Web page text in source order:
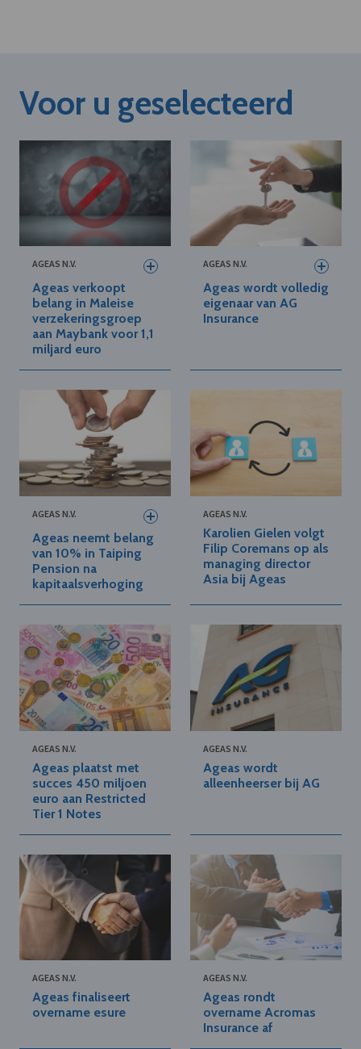
Voor u geselecteerd
AGEAS N.V.
Ageas verkoopt
belang in Maleise
verzekeringsgroep
aan Maybank voor 1,1
miljard euro
AGEAS N.V.
Ageas wordt volledig
eigenaar van AG
Insurance
AGEAS N.V.
Ageas neemt belang
van 10% in Taiping
Pension na
kapitaalsverhoging
AGEAS N.V.
Karolien Gielen volgt
Filip Coremans op als
managing director
Asia bij Ageas
AGEAS N.V.
Ageas plaatst met
succes 450 miljoen
euro aan Restricted
Tier 1 Notes
AGEAS N.V.
Ageas wordt
alleenheerser bij AG
AGEAS N.V.
Ageas finaliseert
overname esure
AGEAS N.V.
Ageas rondt
overname Acromas
Insurance af